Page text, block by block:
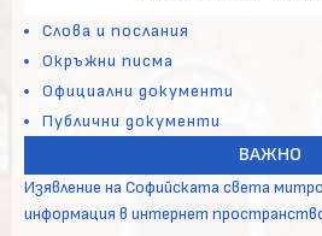
Слова и послания
Окръжни писма
Официални документи
Публични документи
ВАЖНО
Изявление на Софийската света
информация в интернет